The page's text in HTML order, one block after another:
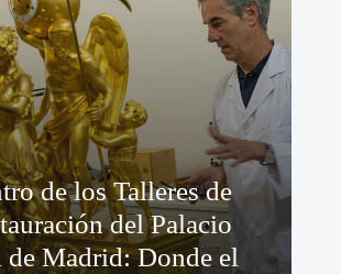
de los Talleres de
del Palacio
de Madrid: Donde el